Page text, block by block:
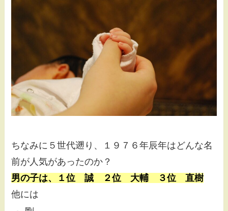
ちなみに５世代遡り、１９７６年辰年はどんな名
前が人気があったのか？
男の子は、１位 誠 ２位 大輔 ３位 直樹
他には